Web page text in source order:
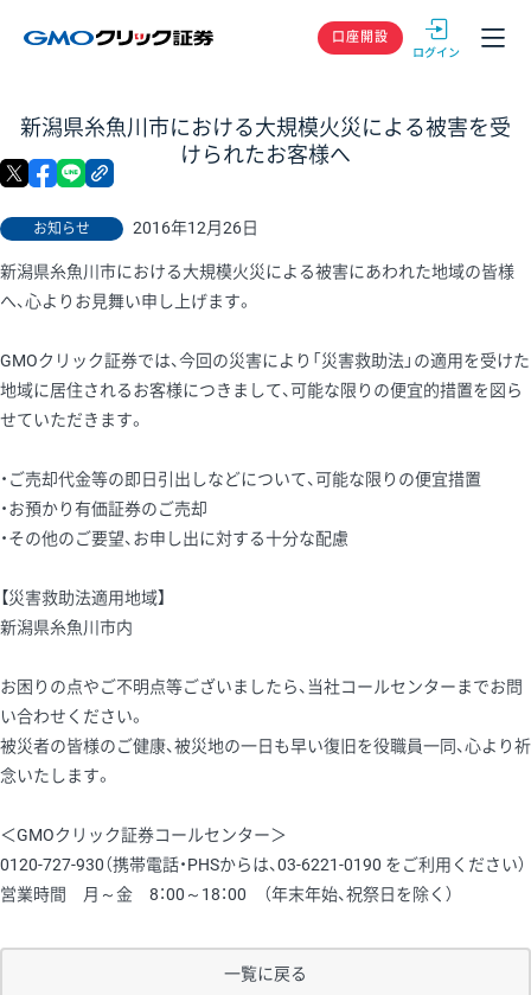
GMOクリック
口座開設
新潟県糸魚川市における大規模火災による被害を受
けられたお客様へ
お知らせ 2016年12月26日
X facebook
新潟県糸魚川市における大規模火災による被害にあわれた地域の皆様
へ、心よりお見舞い申し上げます。
GMOクリック証券では、今回の災害により「災害救助法」の適用を受けた
地域に居住されるお客様につきまして、可能な限りの便宜的措置を図ら
せていただきます。
・ご売却代金等の即日引出しなどについて、可能な限りの便宜措置
・お預かり有価証券のご売却
・その他のご要望、お申し出に対する十分な配慮
【災害救助法適用地域】
新潟県糸魚川市内
お困りの点やご不明点等ございましたら、当社コールセンターまでお問
い合わせください。
被災者の皆様のご健康、被災地の一日も早い復旧を役職員一同、心より祈
念いたします。
＜GMOクリック証券コールセンター＞
0120-727-930（携帯電話・PHSからは、03-6221-0190 をご利用ください）
営業時間 月～金 8：00～18：00 （年末年始、祝祭日を除く）
一覧に戻る